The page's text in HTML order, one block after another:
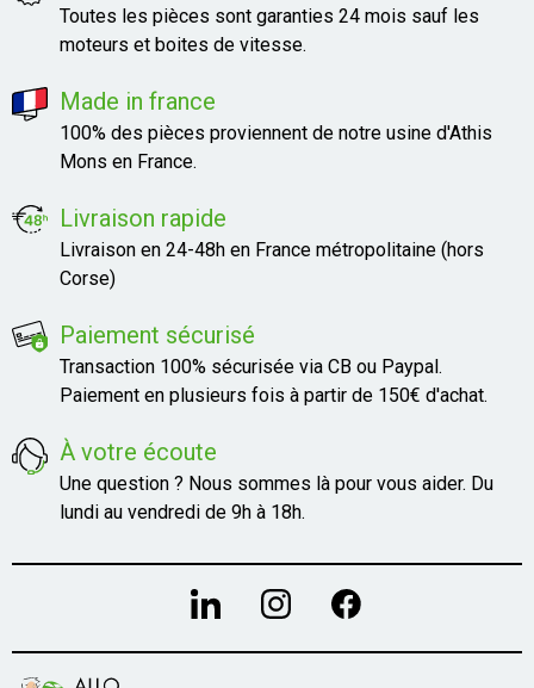
Toutes les pièces sont garanties 24 mois sauf les
moteurs et boites de vitesse.
Made in france
100% des pièces proviennent de notre usine d'Athis
Mons en France.
Livraison rapide
Livraison en 24-48h en France métropolitaine (hors
Corse)
Paiement sécurisé
Transaction 100% sécurisée via CB ou Paypal.
Paiement en plusieurs fois à partir de 150€ d'achat.
À votre écoute
Une question ? Nous sommes là pour vous aider. Du
lundi au vendredi de 9h à 18h.